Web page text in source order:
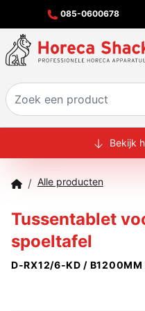
085-0600678
/ Alle producten
Tussentablet
spoeltafel
D-RX12/6-KD /